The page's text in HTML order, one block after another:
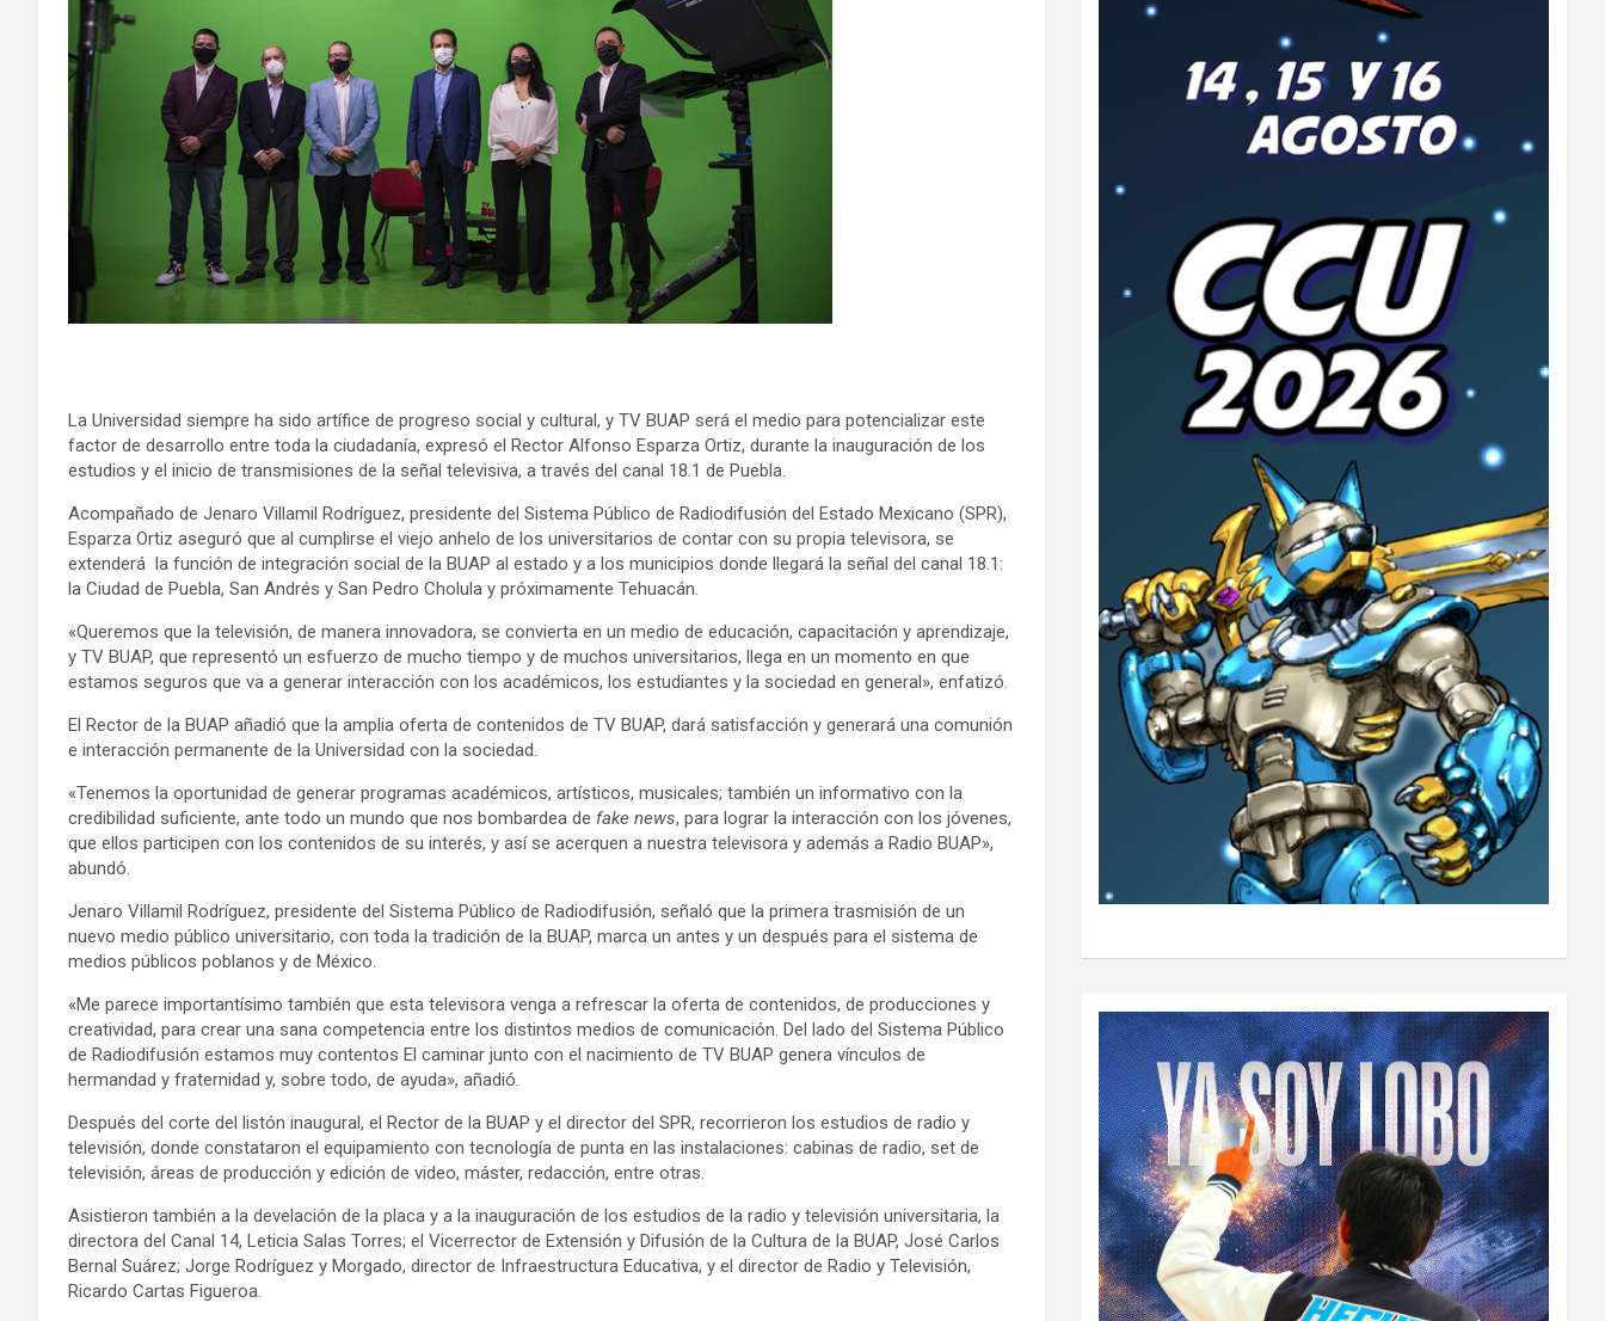
La Universidad siempre ha sido artífice de progreso social y cultural, y TV BUAP será el medio para potencializar este
factor de desarrollo entre toda la ciudadanía, expresó el Rector Alfonso Esparza Ortiz, durante la inauguración de los
estudios y el inicio de transmisiones de la señal televisiva, a través del canal 18.1 de Puebla.
Acompañado de Jenaro Villamil Rodríguez, presidente del Sistema Público de Radiodifusión del Estado Mexicano (SPR),
Esparza Ortiz aseguró que al cumplirse el viejo anhelo de los universitarios de contar con su propia televisora, se
extenderá la función de integración social de la BUAP al estado y a los municipios donde llegará la señal del canal 18.1:
la Ciudad de Puebla, San Andrés y San Pedro Cholula y próximamente Tehuacán.
«Queremos que la televisión, de manera innovadora, se convierta en un medio de educación, capacitación y aprendizaje,
y TV BUAP, que representó un esfuerzo de mucho tiempo y de muchos universitarios, llega en un momento en que
estamos seguros que va a generar interacción con los académicos, los estudiantes y la sociedad en general», enfatizó.
El Rector de la BUAP añadió que la amplia oferta de contenidos de TV BUAP, dará satisfacción y generará una comunión
e interacción permanente de la Universidad con la sociedad.
«Tenemos la oportunidad de generar programas académicos, artísticos, musicales; también un informativo con la
credibilidad suficiente, ante todo un mundo que nos bombardea de fake news, para lograr la interacción con los jóvenes,
que ellos participen con los contenidos de su interés, y así se acerquen a nuestra televisora y además a Radio BUAP»,
abundó.
Jenaro Villamil Rodríguez, presidente del Sistema Público de Radiodifusión, señaló que la primera trasmisión de un
nuevo medio público universitario, con toda la tradición de la BUAP, marca un antes y un después para el sistema de
medios públicos poblanos y de México.
«Me parece importantísimo también que esta televisora venga a refrescar la oferta de contenidos, de producciones y
creatividad, para crear una sana competencia entre los distintos medios de comunicación. Del lado del Sistema Público
de Radiodifusión estamos muy contentos El caminar junto con el nacimiento de TV BUAP genera vínculos de
hermandad y fraternidad y, sobre todo, de ayuda», añadió.
Después del corte del listón inaugural, el Rector de la BUAP y el director del SPR, recorrieron los estudios de radio y
televisión, donde constataron el equipamiento con tecnología de punta en las instalaciones: cabinas de radio, set de
televisión, áreas de producción y edición de video, máster, redacción, entre otras.
Asistieron también a la develación de la placa y a la inauguración de los estudios de la radio y televisión universitaria, la
directora del Canal 14, Leticia Salas Torres; el Vicerrector de Extensión y Difusión de la Cultura de la BUAP, José Carlos
Bernal Suárez; Jorge Rodríguez y Morgado, director de Infraestructura Educativa, y el director de Radio y Televisión,
Ricardo Cartas Figueroa.